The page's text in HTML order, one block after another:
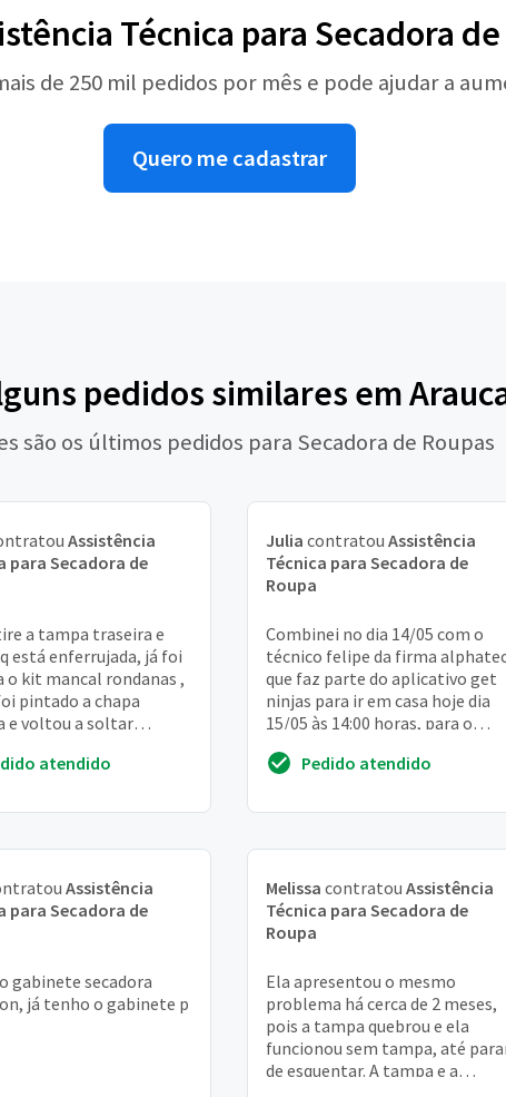
Técnica para Secadora
de 250 mil pedidos por mês e pode ajudar a
Quero me cadastrar
pedidos similares em
são os últimos pedidos para Secadora de Roupas
Assistência
para Secadora de
a tampa traseira e
está enferrujada, já foi
o kit mancal rondanas ,
pintado a chapa
e voltou a soltar
atendido
Julia contratou Assistência
Técnica para Secadora de
Roupa
Combinei no dia 14/05 com o
técnico felipe da firma
que faz parte do aplicativo get
ninjas para ir em casa hoje dia
15/05 às 14:00 horas, para o
de la...Pedido atendido
Assistência
para Secadora de
gabinete secadora
já tenho o gabinete p
Melissa contratou Assistência
Técnica para Secadora de
Roupa
Ela apresentou o mesmo
problema há cerca de 2 meses,
pois a tampa quebrou e ela
funcionou sem tampa, até
de esquentar. A tampa e a